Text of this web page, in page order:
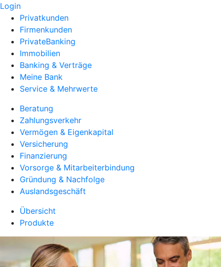
Login
Privatkunden
Firmenkunden
PrivateBanking
Immobilien
Banking & Verträge
Meine Bank
Service & Mehrwerte
Beratung
Zahlungsverkehr
Vermögen & Eigenkapital
Versicherung
Finanzierung
Vorsorge & Mitarbeiterbindung
Gründung & Nachfolge
Auslandsgeschäft
Übersicht
Produkte